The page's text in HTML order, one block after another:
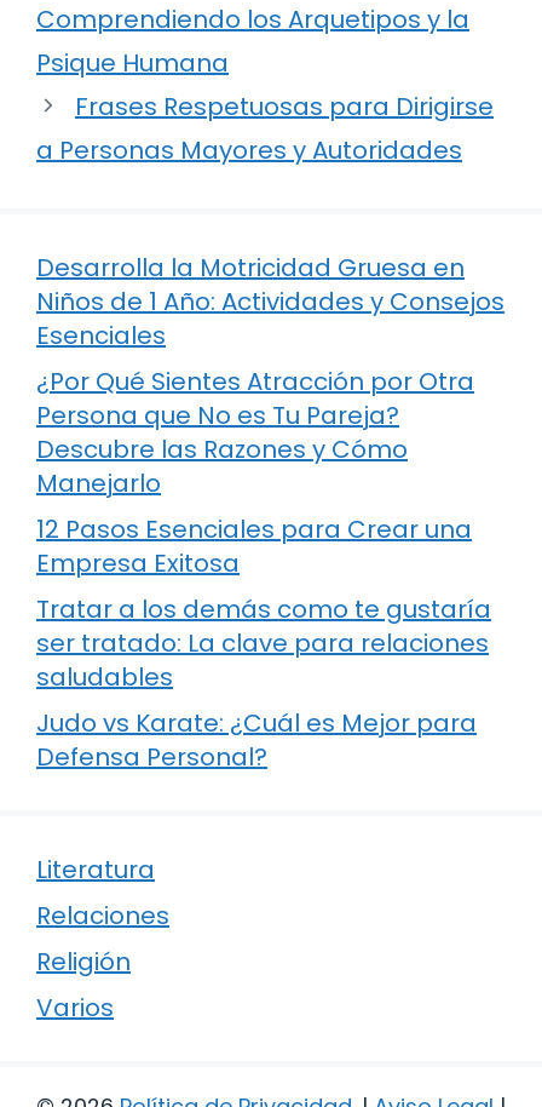
Comprendiendo los Arquetipos y la
Psique Humana
Frases Respetuosas para Dirigirse
a Personas Mayores y Autoridades
Desarrolla la Motricidad Gruesa en
Niños de 1 Año: Actividades y Consejos
Esenciales
¿Por Qué Sientes Atracción por Otra
Persona que No es Tu Pareja?
Descubre las Razones y Cómo
Manejarlo
12 Pasos Esenciales para Crear una
Empresa Exitosa
Tratar a los demás como te gustaría
ser tratado: La clave para relaciones
saludables
Judo vs Karate: ¿Cuál es Mejor para
Defensa Personal?
Literatura
Relaciones
Religión
Varios